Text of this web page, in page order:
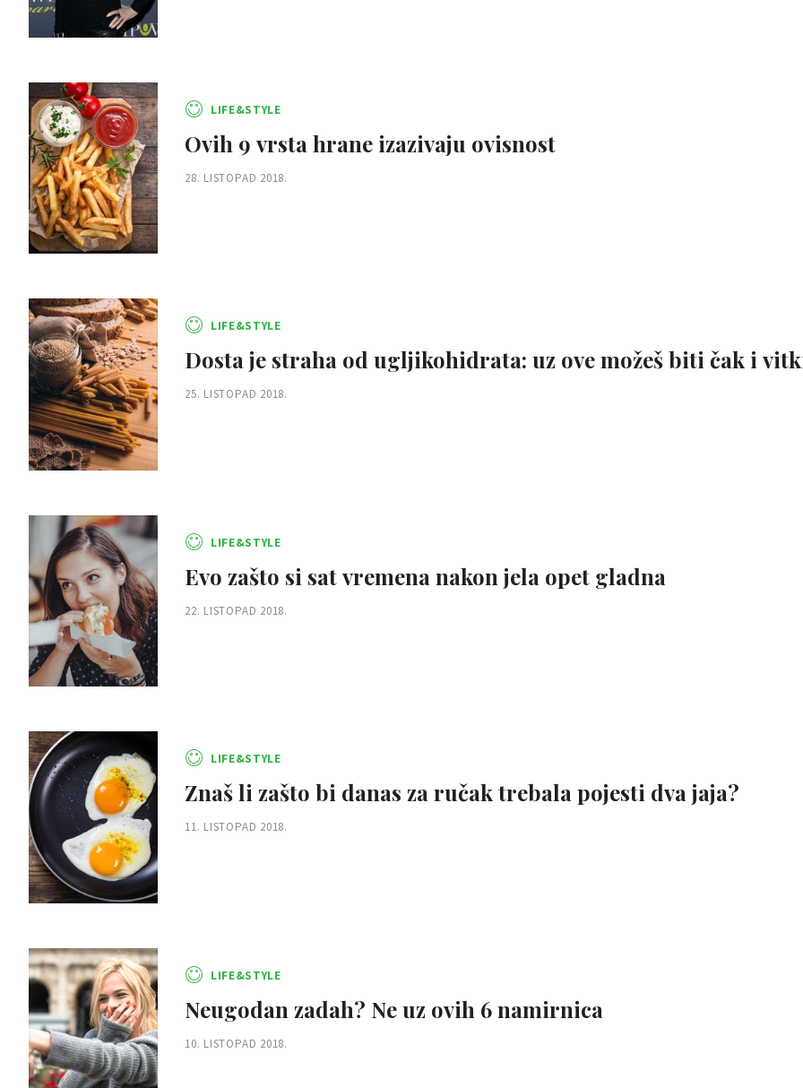
LIFE&STYLE
Ovih 9 vrsta hrane izazivaju ovisnost
28. LISTOPAD 2018.
LIFE&STYLE
Dosta je straha od ugljikohidrata: uz ove možeš biti čak i
25. LISTOPAD 2018.
LIFE&STYLE
Evo zašto si sat vremena nakon jela opet gladna
22. LISTOPAD 2018.
LIFE&STYLE
Znaš li zašto bi danas za ručak trebala pojesti dva jaja?
11. LISTOPAD 2018.
LIFE&STYLE
Neugodan zadah? Ne uz ovih 6 namirnica
10. LISTOPAD 2018.